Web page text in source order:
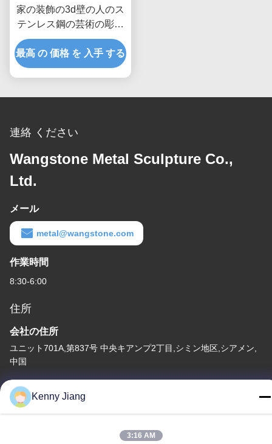
家の装飾の3d壁の人のス
テンレス鋼の芸術の彫刻
のマットの比ゆ的な終わ
り
最高 の 価格 を 入手 する
連絡 ください
Wangstone Metal Sculpture Co.,
Ltd.
メール
metal@wangstone.com
作業時間
8:30-6:00
住所
会社の住所
ユニット701A,第837号 中央キアンプ2丁目,シミン地区,シアメン,
中国
工場住所
第72号 ユンジュン道路 武峰村 崇武町 泉州市 福建市
Kenny Jiang
3:16 AM